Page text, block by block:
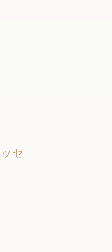
セ